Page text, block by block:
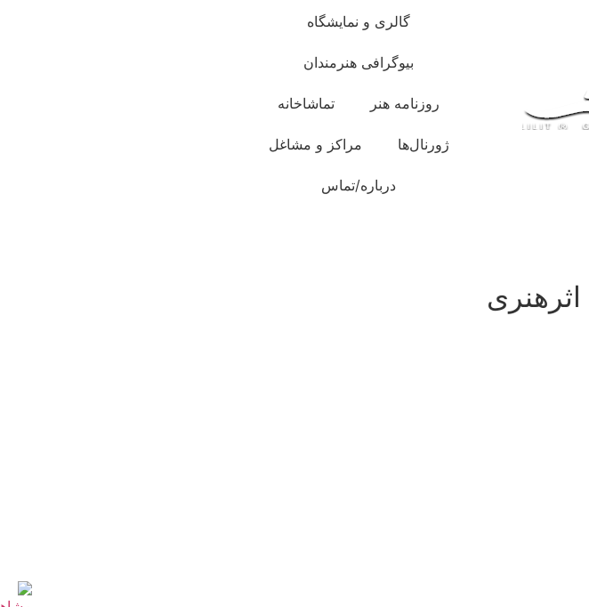
گالری و نمایشگاه
بیوگرافی هنرمندان
روزنامه هنر تماشاخانه
ژورنال‌ها مراکز و مشاغل
درباره/تماس